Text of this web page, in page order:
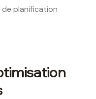
planification